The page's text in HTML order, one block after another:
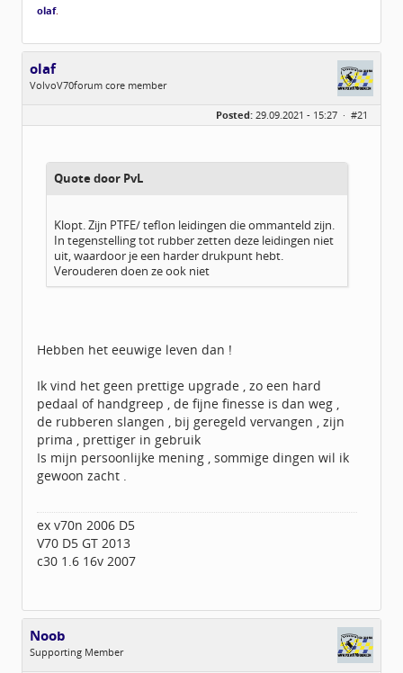
olaf.
olaf
VolvoV70forum core member
Berichten:
2128
Posted: 29.09.2021 - 15:27 · #21
Quote door PvL
Klopt. Zijn PTFE/ teflon leidingen die ommanteld zijn.
In tegenstelling tot rubber zetten deze leidingen niet
uit, waardoor je een harder drukpunt hebt.
Verouderen doen ze ook niet
Hebben het eeuwige leven dan !
Ik vind het geen prettige upgrade , zo een hard
pedaal of handgreep , de fijne finesse is dan weg ,
de rubberen slangen , bij geregeld vervangen , zijn
prima , prettiger in gebruik
Is mijn persoonlijke mening , sommige dingen wil ik
gewoon zacht .
ex v70n 2006 D5
V70 D5 GT 2013
c30 1.6 16v 2007
Noob
Supporting Member
Geslacht: